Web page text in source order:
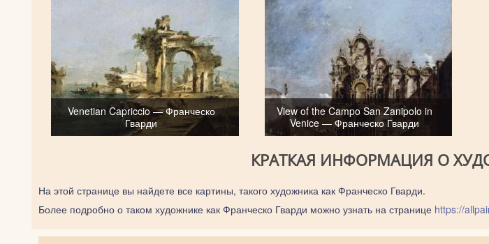
Venetian Capriccio — Франческо
Гварди
View of the Campo San Zanipolo in
Venice — Франческо Гварди
КРАТКАЯ ИНФОРМАЦИЯ О
На этой странице вы найдете все картины, такого художника как Франческо Гварди.
Более подробно о таком художнике как Франческо Гварди можно узнать на странице https://